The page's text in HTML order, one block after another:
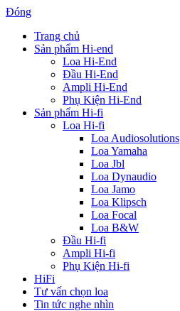
Đóng
Trang chủ
Sản phẩm Hi-end
Loa Hi-End
Đầu Hi-End
Ampli Hi-End
Phụ Kiện Hi-End
Sản phẩm Hi-fi
Loa Hi-fi
Loa Audiosolutions
Loa Yamaha
Loa Jbl
Loa Dynaudio
Loa Jamo
Loa Klipsch
Loa Focal
Loa B&W
Đầu Hi-fi
Ampli Hi-fi
Phụ Kiện Hi-fi
HiFi
Tư vấn chọn loa
Tin tức nghe nhìn